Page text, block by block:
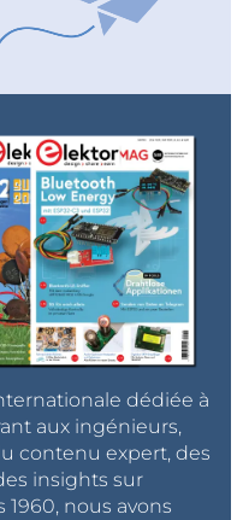
dédiée à
aux ingénieurs,
contenu expert, des
insights sur
1960, nous avons